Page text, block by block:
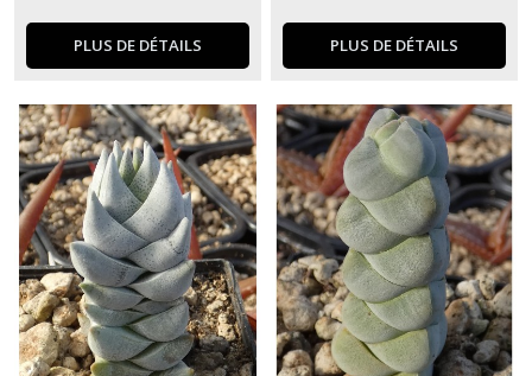
PLUS DE DÉTAILS PLUS DE DÉTAILS